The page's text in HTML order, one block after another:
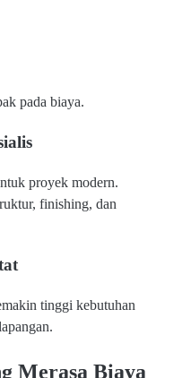
pada biaya.
proyek modern.
finishing, dan
tinggi kebutuhan
Merasa Biaya
S
a